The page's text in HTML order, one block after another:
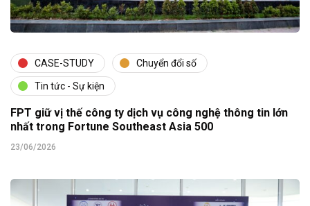
CASE-STUDY Chuyển đổi số
Tin tức - Sự kiện
FPT giữ vị thế công ty dịch vụ công nghệ thông tin lớn
nhất trong Fortune Southeast Asia 500
23/06/2026